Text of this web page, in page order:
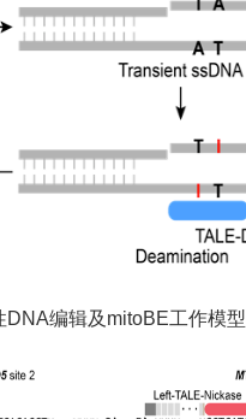
编辑及mitoBE工作模型